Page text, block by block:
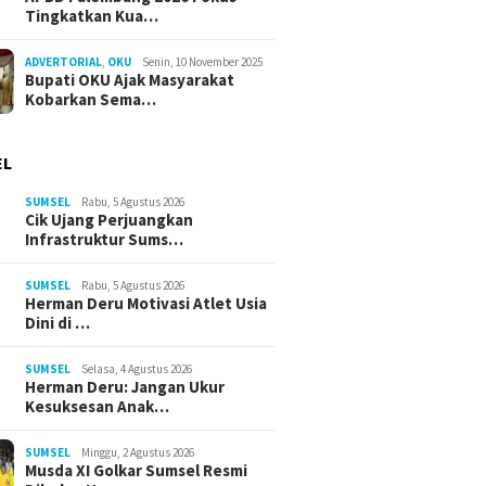
Tingkatkan Kua…
ADVERTORIAL, OKU Senin, 10 November 2025
Bupati OKU Ajak Masyarakat
Kobarkan Sema…
SUMSEL Rabu, 5 Agustus 2026
Cik Ujang Perjuangkan
Infrastruktur Sums…
SUMSEL Rabu, 5 Agustus 2026
Herman Deru Motivasi Atlet Usia
Dini di …
SUMSEL Selasa, 4 Agustus 2026
Herman Deru: Jangan Ukur
Kesuksesan Anak…
SUMSEL Minggu, 2 Agustus 2026
Musda XI Golkar Sumsel Resmi